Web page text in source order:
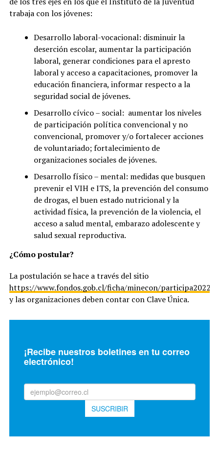
trabaja con los jóvenes:
Desarrollo laboral-vocacional: disminuir la
deserción escolar, aumentar la participación
laboral, generar condiciones para el apresto
laboral y acceso a capacitaciones, promover la
educación financiera, informar respecto a la
seguridad social de jóvenes.
Desarrollo cívico – social: aumentar los niveles
de participación política convencional y no
convencional, promover y/o fortalecer acciones
de voluntariado; fortalecimiento de
organizaciones sociales de jóvenes.
Desarrollo físico – mental: medidas que busquen
prevenir el VIH e ITS, la prevención del consumo
de drogas, el buen estado nutricional y la
actividad física, la prevención de la violencia, el
acceso a salud mental, embarazo adolescente y
salud sexual reproductiva.
¿Cómo postular?
La postulación se hace a través del sitio
https://www.fondos.gob.cl/ficha/minecon/participa2022
y las organizaciones deben contar con Clave Única.